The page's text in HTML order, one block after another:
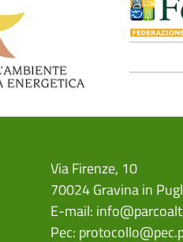
Via Firenze, 10
70024 Gravina in
E-mail:
Pec: